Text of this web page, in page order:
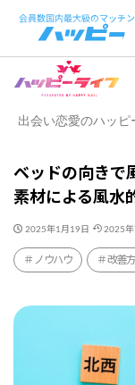
出会い恋愛のハッピ
ベッドの向きで
素材による風水
2025年1月19日 2025年
ノウハウ 改善